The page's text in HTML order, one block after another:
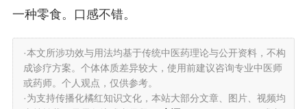
一种零食。口感不错。
·本文所涉功效与用法均基于传统中医药理论与公开资料，不构
成诊疗方案。个体体质差异较大，使用前建议咨询专业中医师
或药师。个人观点，仅供参考。
·为支持传播化橘红知识文化，本站大部分文章、图片、视频均